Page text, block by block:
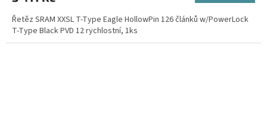
Řetěz SRAM XXSL T-Type Eagle HollowPin 126 článků w/PowerLock
T-Type Black PVD 12 rychlostní, 1ks